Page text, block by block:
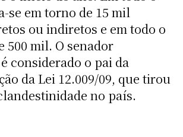
se em torno de 15 mil
ou indiretos e em todo o
500 mil. O senador
considerado o pai da
da Lei 12.009/09, que tirou
no país.